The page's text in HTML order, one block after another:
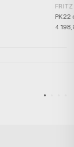
PK22
4